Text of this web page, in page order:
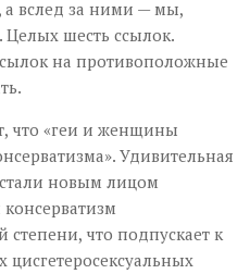
а вслед за ними — мы,
шесть ссылок.
на противоположные
что «геи и женщины
Удивительная
новым лицом
что подпускает к